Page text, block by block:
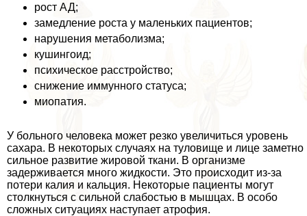
рост АД;
замедление роста у маленьких пациентов;
нарушения метаболизма;
кушингоид;
психическое расстройство;
снижение иммунного статуса;
миопатия.
У больного человека может резко увеличиться уровень
сахара. В некоторых случаях на туловище и лице заметно
сильное развитие жировой ткани. В организме
задерживается много жидкости. Это происходит из-за
потери калия и кальция. Некоторые пациенты могут
столкнуться с сильной слабостью в мышцах. В особо
сложных ситуациях наступает атрофия.